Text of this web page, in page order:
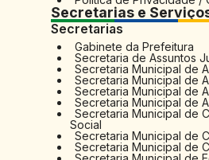
Secretarias e
Secretarias
Gabinete da Prefeitura
Secretaria de Assuntos
Secretaria Municipal de
Secretaria Municipal de
Secretaria Municipal de
Secretaria Municipal de
Secretaria Municipal de
Social
Secretaria Municipal de
Secretaria Municipal de